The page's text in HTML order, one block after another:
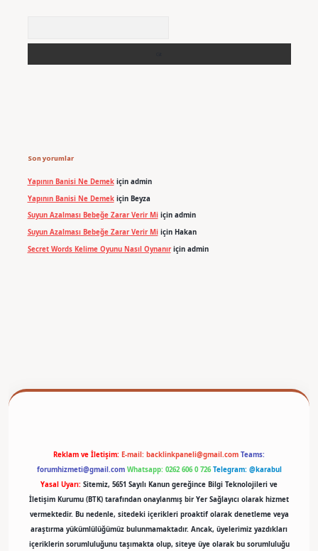
Son yorumlar
Yapının Banisi Ne Demekiçin admin
Yapının Banisi Ne Demekiçin Beyza
Suyun Azalması Bebeğe Zarar Verir Miiçin admin
Suyun Azalması Bebeğe Zarar Verir Miiçin Hakan
Secret Words Kelime Oyunu Nasıl Oynanıriçin admin
Reklam ve İletişim: E-mail: backlinkpaneli@gmail.com Teams:
forumhizmeti@gmail.com Whatsapp: 0262 606 0 726 Telegram: @karabul
Yasal Uyarı: Sitemiz, 5651 Sayılı Kanun gereğince Bilgi Teknolojileri ve
İletişim Kurumu (BTK) tarafından onaylanmış bir Yer Sağlayıcı olarak hizmet
vermektedir. Bu nedenle, sitedeki içerikleri proaktif olarak denetleme veya
araştırma yükümlülüğümüz bulunmamaktadır. Ancak, üyelerimiz yazdıkları
içeriklerin sorumluluğunu taşımakta olup, siteye üye olarak bu sorumluluğu